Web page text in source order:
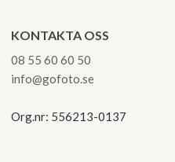
KONTAKTA OSS
08 55 60 60 50
info@gofoto.se
Org.nr: 556213-0137